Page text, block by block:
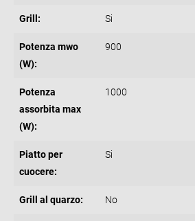
Grill: Si
Potenza mwo
(W):
900
Potenza
assorbita max
(W):
1000
Piatto per
cuocere:
Si
Grill al quarzo: No